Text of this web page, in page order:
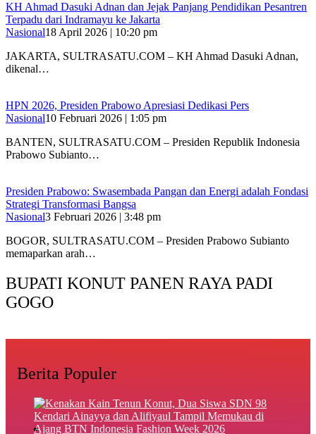
KH Ahmad Dasuki Adnan dan Jejak Panjang Pendidikan Pesantren
Terpadu dari Indramayu ke Jakarta
Nasional18 April 2026 | 10:20 pm
JAKARTA, SULTRASATU.COM – KH Ahmad Dasuki Adnan,
dikenal…
HPN 2026, Presiden Prabowo Apresiasi Dedikasi Pers
Nasional10 Februari 2026 | 1:05 pm
BANTEN, SULTRASATU.COM – Presiden Republik Indonesia
Prabowo Subianto…
Presiden Prabowo: Swasembada Pangan dan Energi adalah Fondasi
Strategi Transformasi Bangsa
Nasional3 Februari 2026 | 3:48 pm
BOGOR, SULTRASATU.COM – Presiden Prabowo Subianto
memaparkan arah…
BUPATI KONUT PANEN RAYA PADI
GOGO
Berita Populer